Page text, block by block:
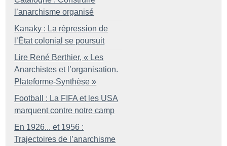
l’anarchisme organisé
Kanaky : La répression de
l’État colonial se poursuit
Lire René Berthier, « Les
Anarchistes et l’organisation.
Plateforme-Synthèse »
Football : La FIFA et les USA
marquent contre notre camp
En 1926... et 1956 :
Trajectoires de l’anarchisme